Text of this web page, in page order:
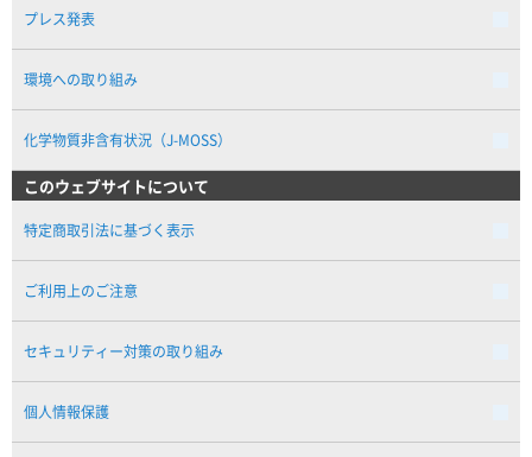
プレス発表
環境への取り組み
化学物質非含有状況（J-MOSS）
このウェブサイトについて
特定商取引法に基づく表示
ご利用上のご注意
セキュリティー対策の取り組み
個人情報保護